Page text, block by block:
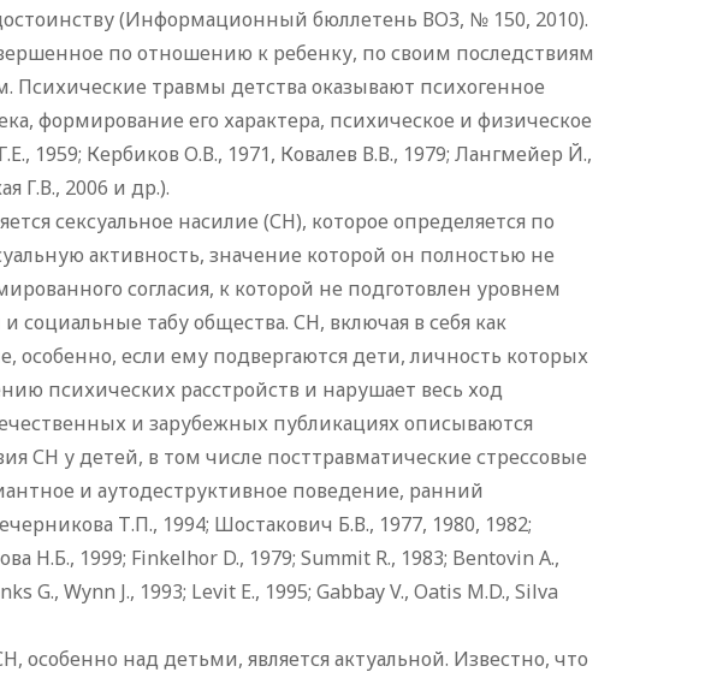
(Информационный бюллетень ВОЗ, № 150, 2010).
по отношению к ребенку, по своим последствиям
травмы детства оказывают психогенное
формирование его характера, психическое и физическое
1959; Кербиков О.В., 1971, Ковалев В.В., 1979; Лангмейер Й.,
Г.В., 2006 и др.).
сексуальное насилие (СН), которое определяется по
активность, значение которой он полностью не
согласия, к которой не подготовлен уровнем
социальные табу общества. СН, включая в себя как
особенно, если ему подвергаются дети, личность которых
психических расстройств и нарушает весь ход
и зарубежных публикациях описываются
СН у детей, в том числе посттравматические стрессовые
и аутодеструктивное поведение, ранний
Т.П., 1994; Шостакович Б.В., 1977, 1980, 1982;
Н.Б., 1999; Finkelhor D., 1979; Summit R., 1983; Bentovin A.,
G., Wynn J., 1993; Levit E., 1995; Gabbay V., Oatis M.D., Silva
над детьми, является актуальной. Известно, что